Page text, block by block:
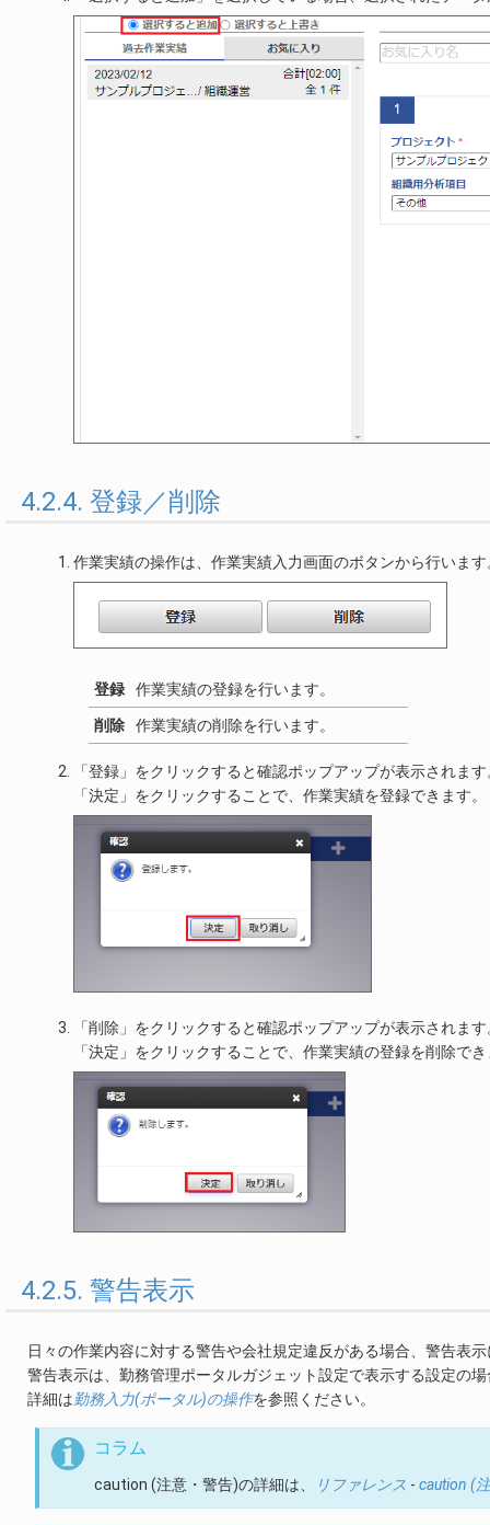
4.2.4. 登録／削除
作業実績の操作は、作業実績入力画面のボタンから行います
登録 作業実績の登録を行います。
削除 作業実績の削除を行います。
「登録」をクリックすると確認ポップアップが表示されます
「決定」をクリックすることで、作業実績を登録できます。
「削除」をクリックすると確認ポップアップが表示されます
「決定」をクリックすることで、作業実績の登録を削除で
4.2.5. 警告表示
日々の作業内容に対する警告や会社規定違反がある場合、警告表
警告表示は、勤務管理ポータルガジェット設定で表示する設定の
詳細は勤務入力(ポータル)の操作を参照ください。
コラム
caution (注意・警告)の詳細は、 リファレンス - caution (